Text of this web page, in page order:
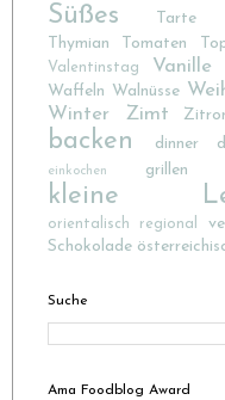
Süßes
Tarte
Thymian
Tomaten
Valentinstag Vanille
Waffeln Walnüsse
Winter
Zimt
backen dinner
einkochen grillen
kleine
orientalisch regional
Schokolade
Suche
Ama Foodblog Award